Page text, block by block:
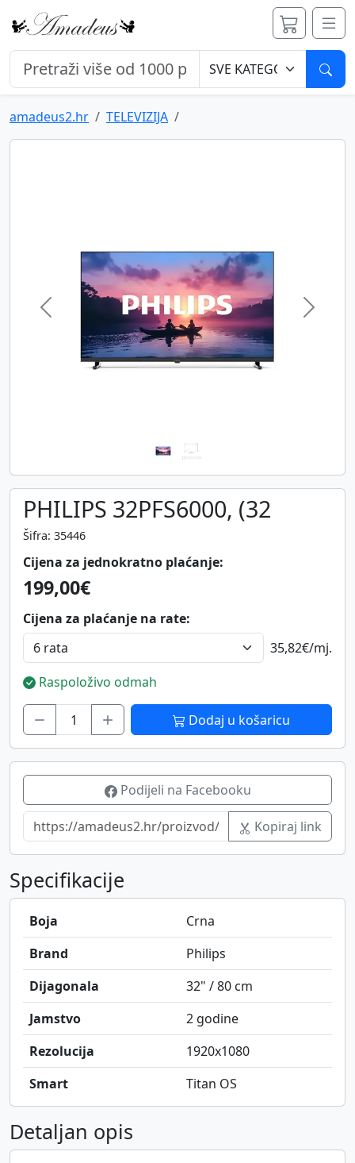
amadeus2.hr TELEVIZIJA
Previous Next
PHILIPS 32PFS6000, (32
Šifra: 35446
Cijena za jednokratno plaćanje:
199,00€
Cijena za plaćanje na rate:
35,82€/mj.
Raspoloživo odmah
Dodaj u košaricu
Podijeli na Facebooku
Kopiraj link
Specifikacije
Boja
Crna
Brand
Philips
Dijagonala
32" / 80 cm
Jamstvo
2 godine
Rezolucija
1920x1080
Smart
Titan OS
Detaljan opis